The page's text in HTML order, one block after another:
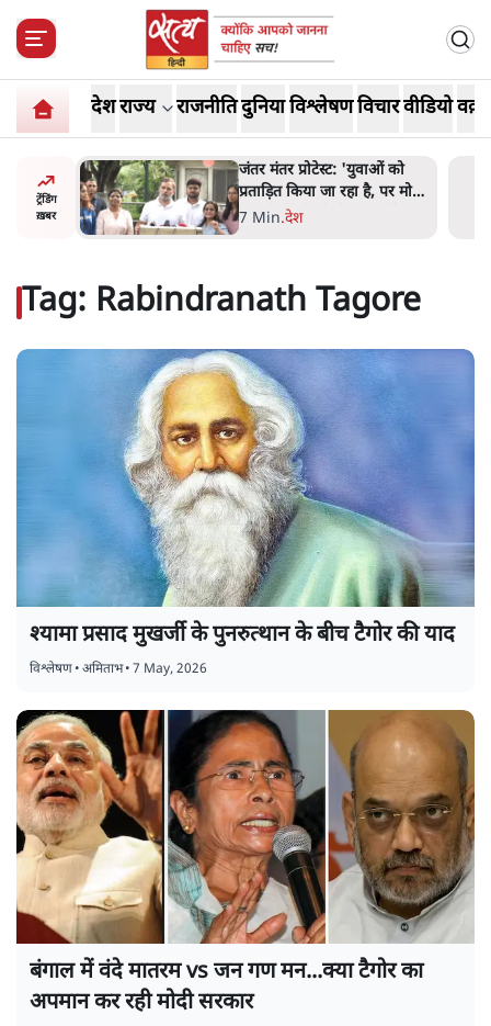
देशराज्य राजनीतिदुनियाविश्लेषणविचारवीडियो
ट्रेंडिंग
ख़बर
न
सुने':
जंतर मंतर प्रोटेस्ट: 'युवाओं को
प्रताड़ित किया जा रहा है, पर मोदी-
शाह में बोलने की हिम्मत नहीं'-
7 Min.देश
Tag: Rabindranath Tagore
श्यामा प्रसाद मुखर्जी के पुनरुत्थान के बीच टैगोर की याद
विश्लेषण•अमिताभ•7 May, 2026
बंगाल में वंदे मातरम vs जन गण मन...क्या टैगोर का
अपमान कर रही मोदी सरकार